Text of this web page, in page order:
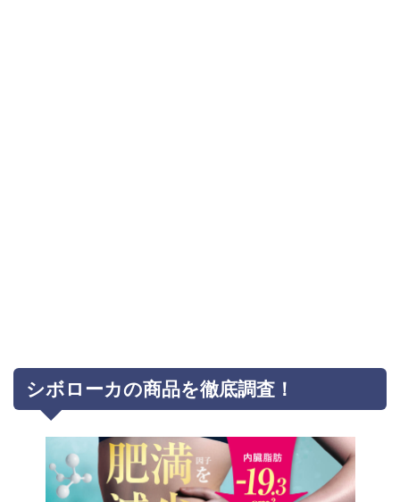
シボローカの商品を徹底調査！